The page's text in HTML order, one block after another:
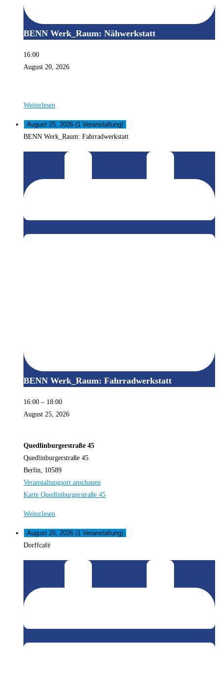
BENN Werk_Raum: Nähwerkstatt
16:00
August 20, 2026
Weiterlesen
August 25, 2026 (1 Veranstaltung)
BENN Werk_Raum: Fahrradwerkstatt
BENN Werk_Raum: Fahrradwerkstatt
16:00 – 18:00
August 25, 2026
Quedlinburgerstraße 45
Quedlinburgerstraße 45
Berlin, 10589
Veranstaltungsort anschauen
Karte Quedlinburgerstraße 45
Weiterlesen
August 26, 2026 (1 Veranstaltung)
Dorffcafé